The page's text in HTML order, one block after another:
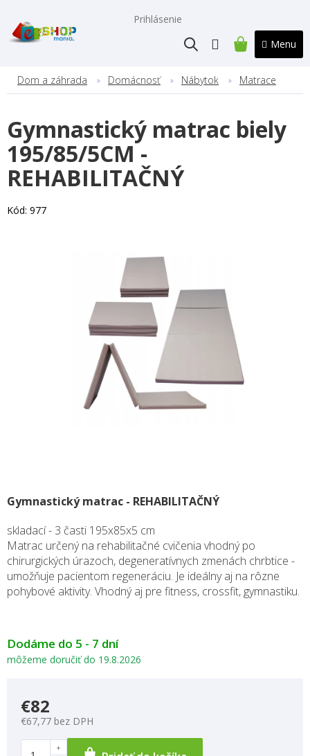
obsah
Prihlásenie
NÁKUPNÝ
Dom a záhrada Domácnosť Nábytok Matrace
Gymnastický matrac biely
195/85/5CM -
REHABILITAČNÝ
Kód: 977
Dodáme do 5 - 7 dní
môžeme doručiť do 19.8.2026
Gymnastický matrac - REHABILITAČNÝ
skladací - 3 časti 195x85x5 cm
Matrac určený na rehabilitačné cvičenia vhodný po
chirurgických úrazoch, degeneratívnych zmenách chrbtice -
umožňuje pacientom regeneráciu. Je ideálny aj na rôzne
pohybové aktivity. Vhodný aj pre fitness, crossfit, gymnastiku.
€82
€67,77 bez DPH